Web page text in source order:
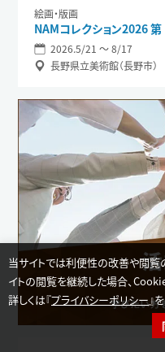
カ
絵画・版画
NAMコレクション2026
2026.5/21 〜 8/17
長野県立美術館（長野市）
当サイトでは利便性の改善や閲覧
イトの閲覧を継続した場合、
詳しくは『プライバシーポリシー』